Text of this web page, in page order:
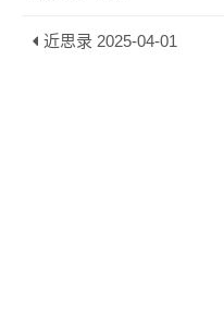
近思录 2025-04-01